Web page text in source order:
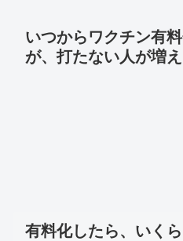
いつからワクチン有
が、打たない人が増
有料化したら、いく